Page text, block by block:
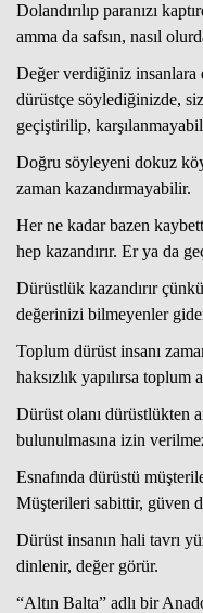
Dolandırılıp paranızı
amma da safsın, nasıl
Değer verdiğiniz
dürüstçe söylediğinizde,
geçiştirilip,
Doğru söyleyeni dokuz
zaman kazandırmayabilir.
Her ne kadar bazen
hep kazandırır. Er ya da
Dürüstlük kazandırır
değerinizi bilmeyenler
Toplum dürüst insanı
haksızlık yapılırsa toplum
Dürüst olanı dürüstlükten
bulunulmasına izin
Esnafında dürüstü
Müşterileri sabittir, güven
Dürüst insanın hali tavrı
dinlenir, değer görür.
“Altın Balta” adlı bir